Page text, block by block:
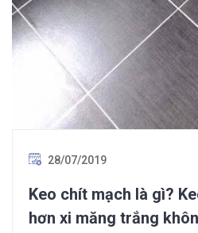
28/07/2019
Keo chít mạch là gì?
hơn xi măng trắng